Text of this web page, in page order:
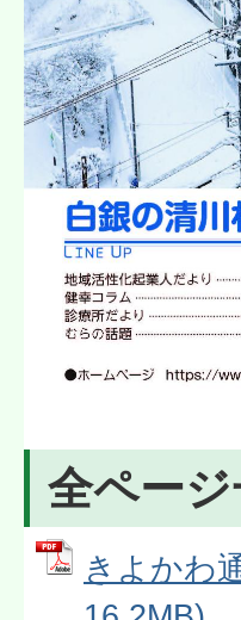
全ペー
きよかわ